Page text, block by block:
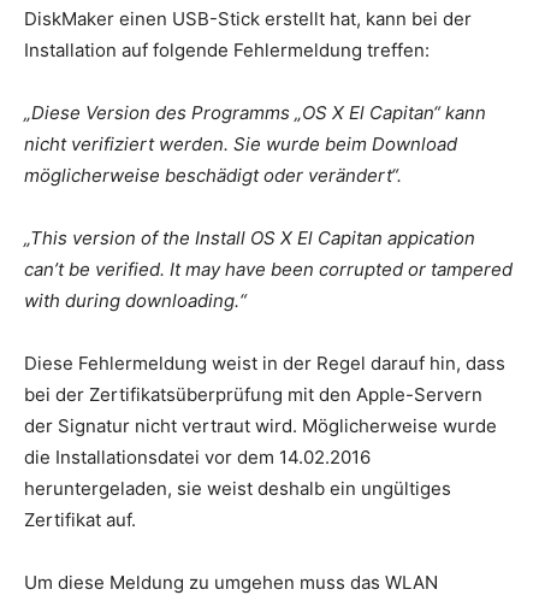
DiskMaker einen USB-Stick erstellt hat, kann bei der
Installation auf folgende Fehlermeldung treffen:
„Diese Version des Programms „OS X El Capitan“ kann
nicht verifiziert werden. Sie wurde beim Download
möglicherweise beschädigt oder verändert“.
„This version of the Install OS X El Capitan appication
can’t be verified. It may have been corrupted or tampered
with during downloading.“
Diese Fehlermeldung weist in der Regel darauf hin, dass
bei der Zertifikatsüberprüfung mit den Apple-Servern
der Signatur nicht vertraut wird. Möglicherweise wurde
die Installationsdatei vor dem 14.02.2016
heruntergeladen, sie weist deshalb ein ungültiges
Zertifikat auf.
Um diese Meldung zu umgehen muss das WLAN